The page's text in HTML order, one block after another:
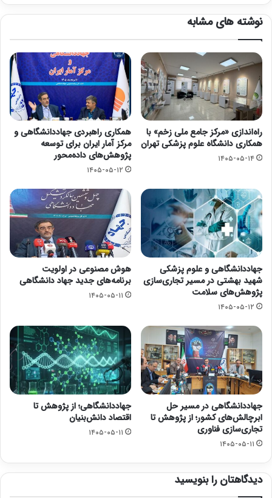
نوشته های مشابه
راه‌اندازی «مرکز جامع ملی زخم» با
همکاری دانشگاه علوم پزشکی تهران
۱۴۰۵-۰۵-۱۴
همکاری راهبردی جهاددانشگاهی و
مرکز آمار ایران برای توسعه
پژوهش‌های داده‌محور
۱۴۰۵-۰۵-۱۲
جهاددانشگاهی و علوم پزشکی
شهید بهشتی در مسیر تجاری‌سازی
پژوهش‌های سلامت
۱۴۰۵-۰۵-۱۲
هوش مصنوعی در اولویت
برنامه‌های جدید جهاد دانشگاهی
۱۴۰۵-۰۵-۱۱
جهاددانشگاهی در مسیر حل
ابرچالش‌های کشور؛ از پژوهش تا
تجاری‌سازی فناوری
۱۴۰۵-۰۵-۱۱
جهاددانشگاهی؛ از پژوهش تا
اقتصاد دانش‌بنیان
۱۴۰۵-۰۵-۱۱
دیدگاهتان را بنویسید